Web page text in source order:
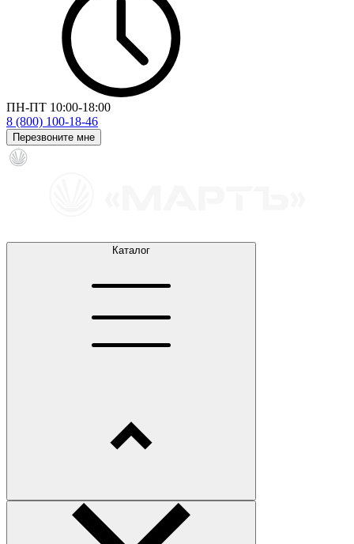
ПН-ПТ 10:00-18:00
8 (800) 100-18-46
Перезвоните мне
Каталог